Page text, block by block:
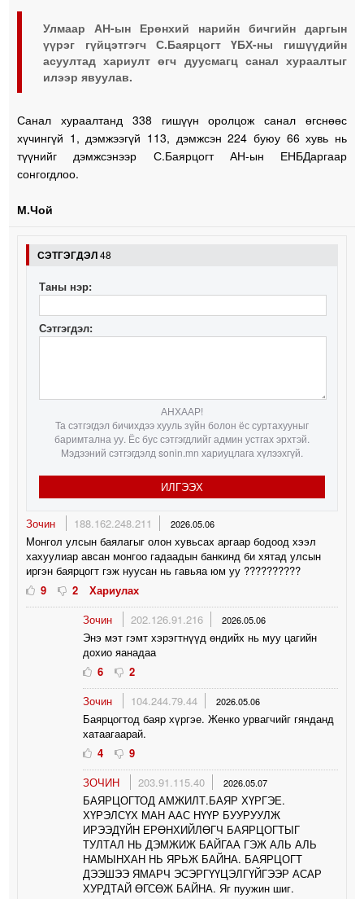
Улмаар АН-ын Ерөнхий нарийн бичгийн даргын
үүрэг гүйцэтгэгч С.Баярцогт ҮБХ-ны гишүүдийн
асуултад хариулт өгч дуусмагц санал хураалтыг
илээр явуулав.
Санал хураалтанд 338 гишүүн оролцож санал өгснөөс
хүчингүй 1, дэмжээгүй 113, дэмжсэн 224 буюу 66 хувь нь
түүнийг дэмжсэнээр С.Баярцогт АН-ын ЕНБДаргаар
сонгогдлоо.
М.Чой
СЭТГЭГДЭЛ48
Таны нэр:
Сэтгэгдэл:
АНХААР!
Та сэтгэгдэл бичихдээ хууль зүйн болон ёс суртахууныг
баримтална уу. Ёс бус сэтгэгдлийг админ устгах эрхтэй.
Мэдээний сэтгэгдэлд sonin.mn хариуцлага хүлээхгүй.
ИЛГЭЭХ
Зочин 188.162.248.211 2026.05.06
Монгол улсын баялагыг олон хувьсах аргаар бодоод хээл
хахуулиар авсан монгоо гадаадын банкинд би хятад улсын
иргэн баярцогт гэж нуусан нь гавьяа юм уу ??????????
9
2
Хариулах
Зочин
202.126.91.216 2026.05.06
Энэ мэт гэмт хэрэгтнүүд өндийх нь муу цагийн
дохио яанадаа
6
2
Зочин
104.244.79.44 2026.05.06
Баярцогтод баяр хүргэе. Женко урвагчийг гянданд
хатаагаарай.
4
9
ЗОЧИН
203.91.115.40 2026.05.07
БАЯРЦОГТОД АМЖИЛТ.БАЯР ХҮРГЭЕ.
ХҮРЭЛСҮХ МАН ААС НҮҮР БУУРУУЛЖ
ИРЭЭДҮЙН ЕРӨНХИЙЛӨГЧ БАЯРЦОГТЫГ
ТУЛТАЛ НЬ ДЭМЖИЖ БАЙГАА ГЭЖ АЛЬ АЛЬ
НАМЫНХАН НЬ ЯРЬЖ БАЙНА. БАЯРЦОГТ
ДЭЭШЭЭ ЯМАРЧ ЭСЭРГҮҮЦЭЛГҮЙГЭЭР АСАР
ХУРДТАЙ ӨГСӨЖ БАЙНА. Яг пуужин шиг.